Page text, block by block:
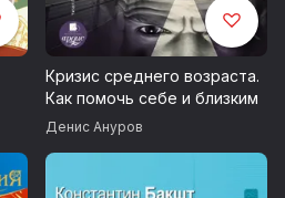
Кризис среднего возраста.
Как помочь себе и близким
Денис Ануров